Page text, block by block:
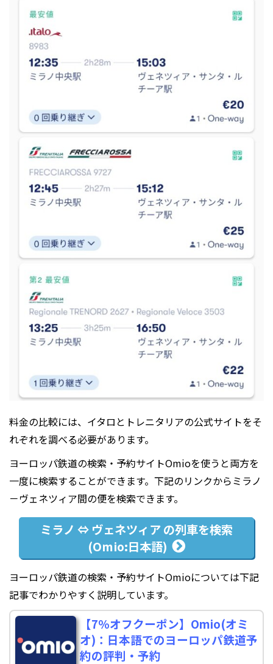
料金の比較には、イタロとトレニタリアの公式サイトをそ
れぞれを調べる必要があります。
ヨーロッパ鉄道の検索・予約サイトOmioを使うと両方を
一度に検索することができます。下記のリンクからミラノ
－ヴェネツィア間の便を検索できます。
ミラノ ⇔ ヴェネツィア の列車を検索
(Omio:日本語)
ヨーロッパ鉄道の検索・予約サイトOmioについては下記
記事でわかりやすく説明しています。
【7％オフクーポン】Omio(オミ
オ)：日本語でのヨーロッパ鉄道予
約の評判・予約